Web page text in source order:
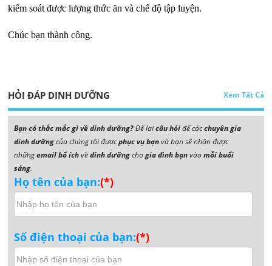
kiểm soát được lượng thức ăn và chế độ tập luyện.
Chúc bạn thành công.
HỎI ĐÁP DINH DƯỠNG Xem Tất Cả
Bạn có thắc mắc gì về dinh dưỡng?Để lạicâu hỏiđể cácchuyên gia
dinh dưỡngcủa chúng tôi đượcphục vụ bạnvà bạn sẽ nhận được
nhữngemail bổ íchvềdinh dưỡngchogia đình bạnvàomỗi buổi
sáng.
Họ tên của bạn:(*)
Số điện thoại của bạn:(*)